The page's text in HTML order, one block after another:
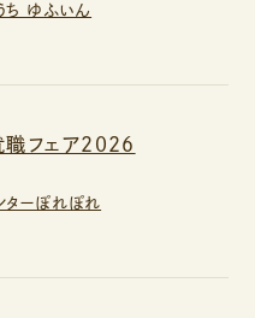
ち ゆふいん
フェア２０２６
ターぽれぽれ